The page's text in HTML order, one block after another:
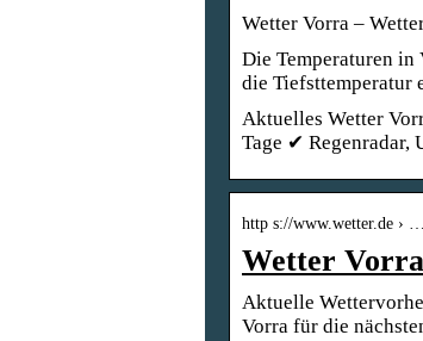
Wetter Vorra –
Die Temperaturen in
die
Aktuelles Wetter
Tage ✔ Regenradar,
http s://www.wetter.de ›
Wetter
Aktuelle
Vorra für die